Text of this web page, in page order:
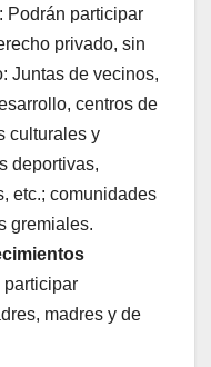
: Podrán participar
privado, sin
Juntas de vecinos,
centros de
culturales y
deportivas,
etc.; comunidades
gremiales.
participar
madres y de